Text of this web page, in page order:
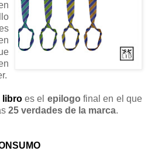
libroes el epilogofinal en el que
25 verdades de la marca.